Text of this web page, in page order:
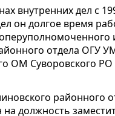
внутренних дел с
он долгое время
отдела ОГУ
ОМ Суворовского
районного
должность